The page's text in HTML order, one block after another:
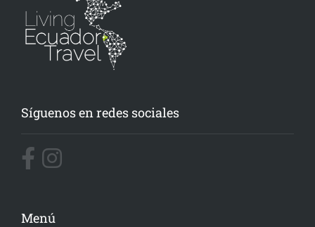
Síguenos en redes sociales
Menú